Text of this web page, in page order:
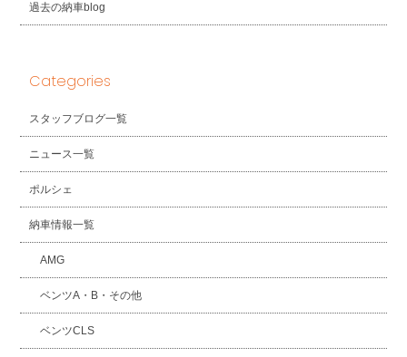
過去の納車blog
Categories
スタッフブログ一覧
ニュース一覧
ポルシェ
納車情報一覧
AMG
ベンツA・B・その他
ベンツCLS